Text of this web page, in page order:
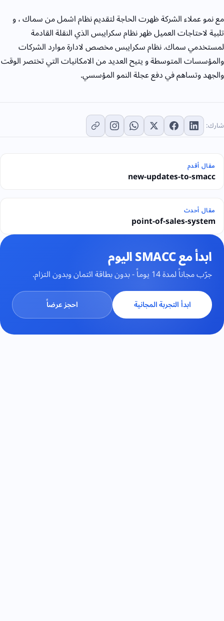
مع نمو عملاء الشركة ظهرت الحاجة لتقديم نظام اشمل من سماك ، و
تلبية لاحتاجات العميل ظهر نظام سكرايبس الذي النقلة القادمة
لمستخدمي سماك. نظام سكرايبس مخصص لادارة موارد الشركات
والمؤسسات المتوسطة و يتيح العديد من الامكانيات التي تختصر الوقت
والجهد وتساهم في دفع عجلة النمو المؤسسي.
شارك:
مقال أقدم
new-updates-to-smacc
مقال أحدث
point-of-sales-system
ابدأ مع SMACC اليوم
جرّب مجاناً لمدة 14 يوماً - بدون بطاقة ائتمان وبدون التزام.
ابدأ التجربة المجانية احجز عرضاً